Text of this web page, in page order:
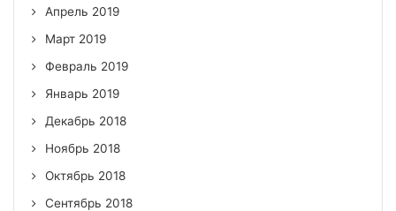
Апрель 2019
Март 2019
Февраль 2019
Январь 2019
Декабрь 2018
Ноябрь 2018
Октябрь 2018
Сентябрь 2018